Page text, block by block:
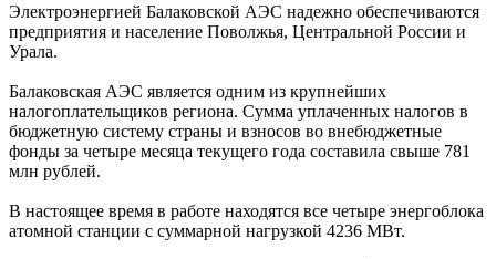
Электроэнергией Балаковской АЭС надежно обеспечиваются
предприятия и население Поволжья, Центральной России и
Урала.
Балаковская АЭС является одним из крупнейших
налогоплательщиков региона. Сумма уплаченных налогов в
бюджетную систему страны и взносов во внебюджетные
фонды за четыре месяца текущего года составила свыше 781
млн рублей.
В настоящее время в работе находятся все четыре энергоблока
атомной станции с суммарной нагрузкой 4236 МВт.